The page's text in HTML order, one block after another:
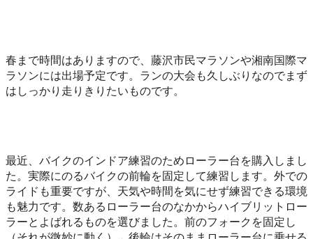
春まで時間はありますので、藤沢市民マラソンや湘南国際マ
ラソンには出場予定です。ランの大会も久しぶりなのでまず
はしっかり走りきりたいものです。
最近、バイクのインドア練習のためローラー台を購入しまし
た。実際にのるバイクの前輪を固定して練習します。外での
ライドも重要ですが、天気や時間を気にせず練習できる環境
も魅力です。数あるローラー台のなかからハイブリットロー
ラーとよばれるものを選びました。前のフォークを固定し